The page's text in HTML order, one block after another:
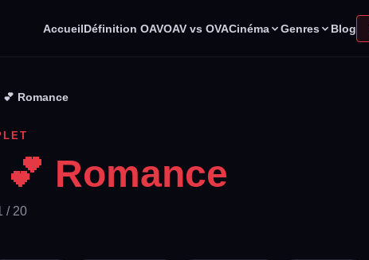
AccueilDéfinition OAVOAV vs OVACinéma Genres Blog
💕 Romance
💕 Romance
/ 20